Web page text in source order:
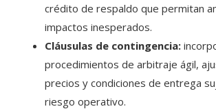
crédito de respaldo que permitan
impactos inesperados.
Cláusulas de contingencia:
procedimientos de arbitraje ágil,
precios y condiciones de entrega
riesgo operativo.